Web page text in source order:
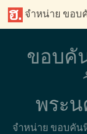
จำหน่าย ขอบ
ขอบคั
พระ
จำหน่าย ขอบคัน